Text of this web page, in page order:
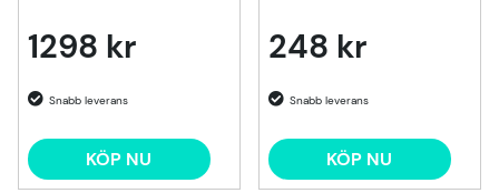
1298 kr
KÖP NU
248 kr
KÖP NU